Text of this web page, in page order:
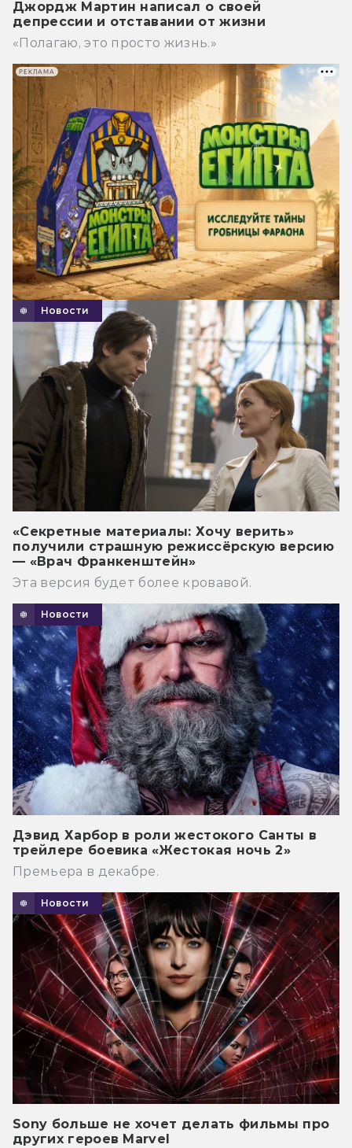
Джордж Мартин написал о своей
депрессии и отставании от жизни
«Полагаю, это просто жизнь.»
Новости
«Секретные материалы: Хочу верить»
получили страшную режиссёрскую версию
— «Врач Франкенштейн»
Эта версия будет более кровавой.
Новости
Дэвид Харбор в роли жестокого Санты в
трейлере боевика «Жестокая ночь 2»
Премьера в декабре.
Новости
Sony больше не хочет делать фильмы про
других героев Marvel
РЕКЛАМА